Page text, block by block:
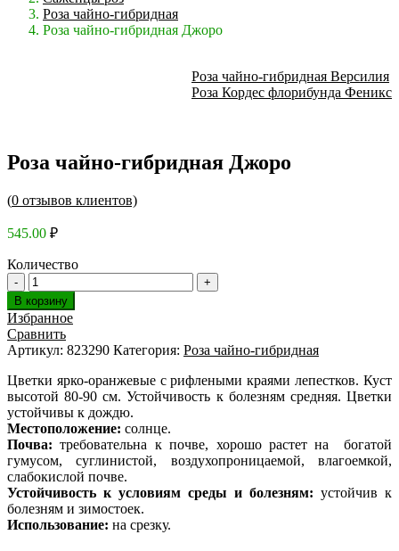
Роза чайно-гибридная
Роза чайно-гибридная Джоро
Роза чайно-гибридная Версилия
Роза Кордес флорибунда Феникс
Роза чайно-гибридная Джоро
(0 отзывов клиентов)
545.00 ₽
Количество
В корзину
Избранное
Сравнить
Артикул: 823290 Категория: Роза чайно-гибридная
Цветки ярко-оранжевые с рифлеными краями лепестков. Куст
высотой 80-90 см. Устойчивость к болезням средняя. Цветки
устойчивы к дождю.
Местоположение: солнце.
Почва:требовательна к почве, хорошо растет на богатой
гумусом, суглинистой, воздухопроницаемой, влагоемкой,
слабокислой почве.
Устойчивость к условиям среды и болезням: устойчив к
болезням и зимостоек.
Использование: на срезку.